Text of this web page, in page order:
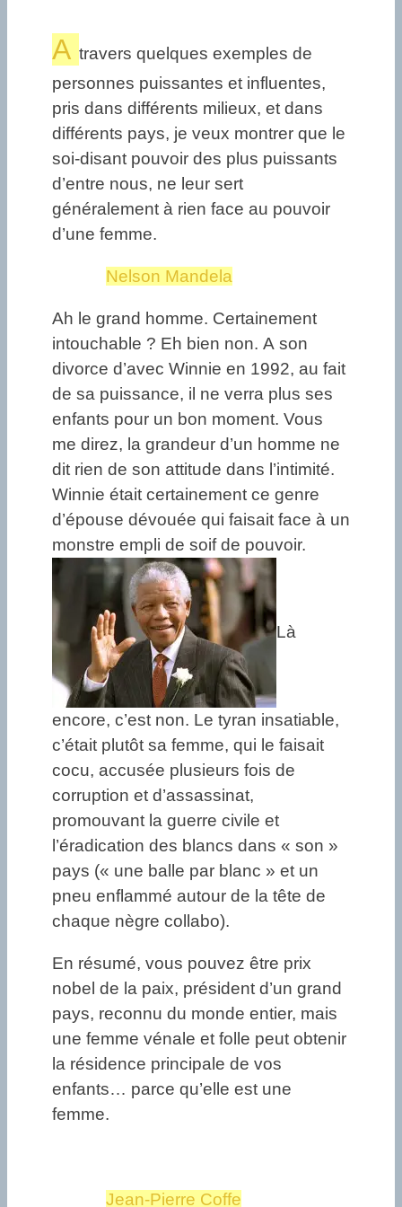
A travers quelques exemples de
personnes puissantes et influentes,
pris dans différents milieux, et dans
différents pays, je veux montrer que le
soi-disant pouvoir des plus puissants
d’entre nous, ne leur sert
généralement à rien face au pouvoir
d’une femme.
Nelson Mandela
Ah le grand homme. Certainement
intouchable ? Eh bien non. A son
divorce d’avec Winnie en 1992, au fait
de sa puissance, il ne verra plus ses
enfants pour un bon moment. Vous
me direz, la grandeur d’un homme ne
dit rien de son attitude dans l’intimité.
Winnie était certainement ce genre
d’épouse dévouée qui faisait face à un
monstre empli de soif de pouvoir.
Là
encore, c’est non. Le tyran insatiable,
c’était plutôt sa femme, qui le faisait
cocu, accusée plusieurs fois de
corruption et d’assassinat,
promouvant la guerre civile et
l’éradication des blancs dans « son »
pays (« une balle par blanc » et un
pneu enflammé autour de la tête de
chaque nègre collabo).
En résumé, vous pouvez être prix
nobel de la paix, président d’un grand
pays, reconnu du monde entier, mais
une femme vénale et folle peut obtenir
la résidence principale de vos
enfants… parce qu’elle est une
femme.
Jean-Pierre Coffe